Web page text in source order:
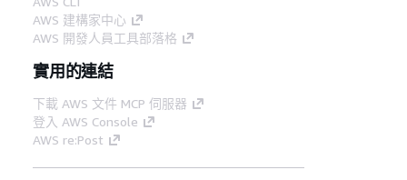
AWS 建構家中心
AWS 開發人員工具部落格
實用的連結
下載 AWS 文件 MCP 伺服器
登入 AWS Console
AWS re:Post